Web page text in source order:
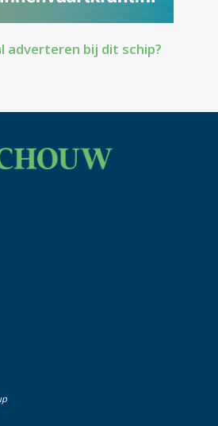
adverteren bij dit schip?